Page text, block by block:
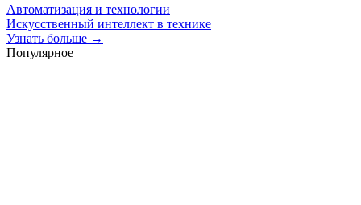
Автоматизация и технологии
Искусственный интеллект в технике
Узнать больше →
Популярное